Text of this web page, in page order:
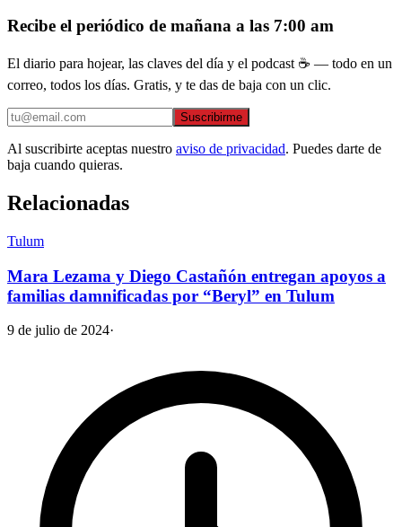
Recibe el periódico de mañana a las 7:00 am
El diario para hojear, las claves del día y el podcast ☕ — todo en un
correo, todos los días. Gratis, y te das de baja con un clic.
Suscribirme
Al suscribirte aceptas nuestro aviso de privacidad. Puedes darte de
baja cuando quieras.
Relacionadas
Tulum
Mara Lezama y Diego Castañón entregan apoyos a
familias damnificadas por “Beryl” en Tulum
9 de julio de 2024·